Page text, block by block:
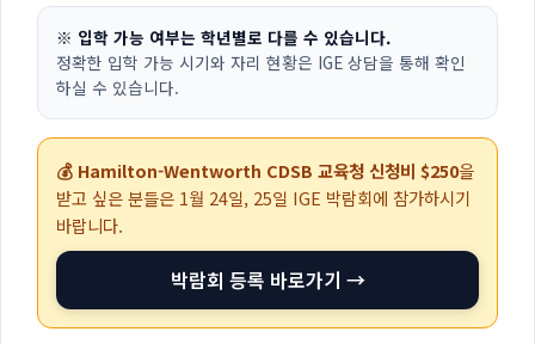
※ 입학 가능 여부는 학년별로 다를 수 있습니다.
정확한 입학 가능 시기와 자리 현황은 IGE 상담을 통해 확인
하실 수 있습니다.
💰 Hamilton-Wentworth CDSB 교육청 신청비 $250을
받고 싶은 분들은 1월 24일, 25일 IGE 박람회에 참가하시기
바랍니다.
박람회 등록 바로가기 →